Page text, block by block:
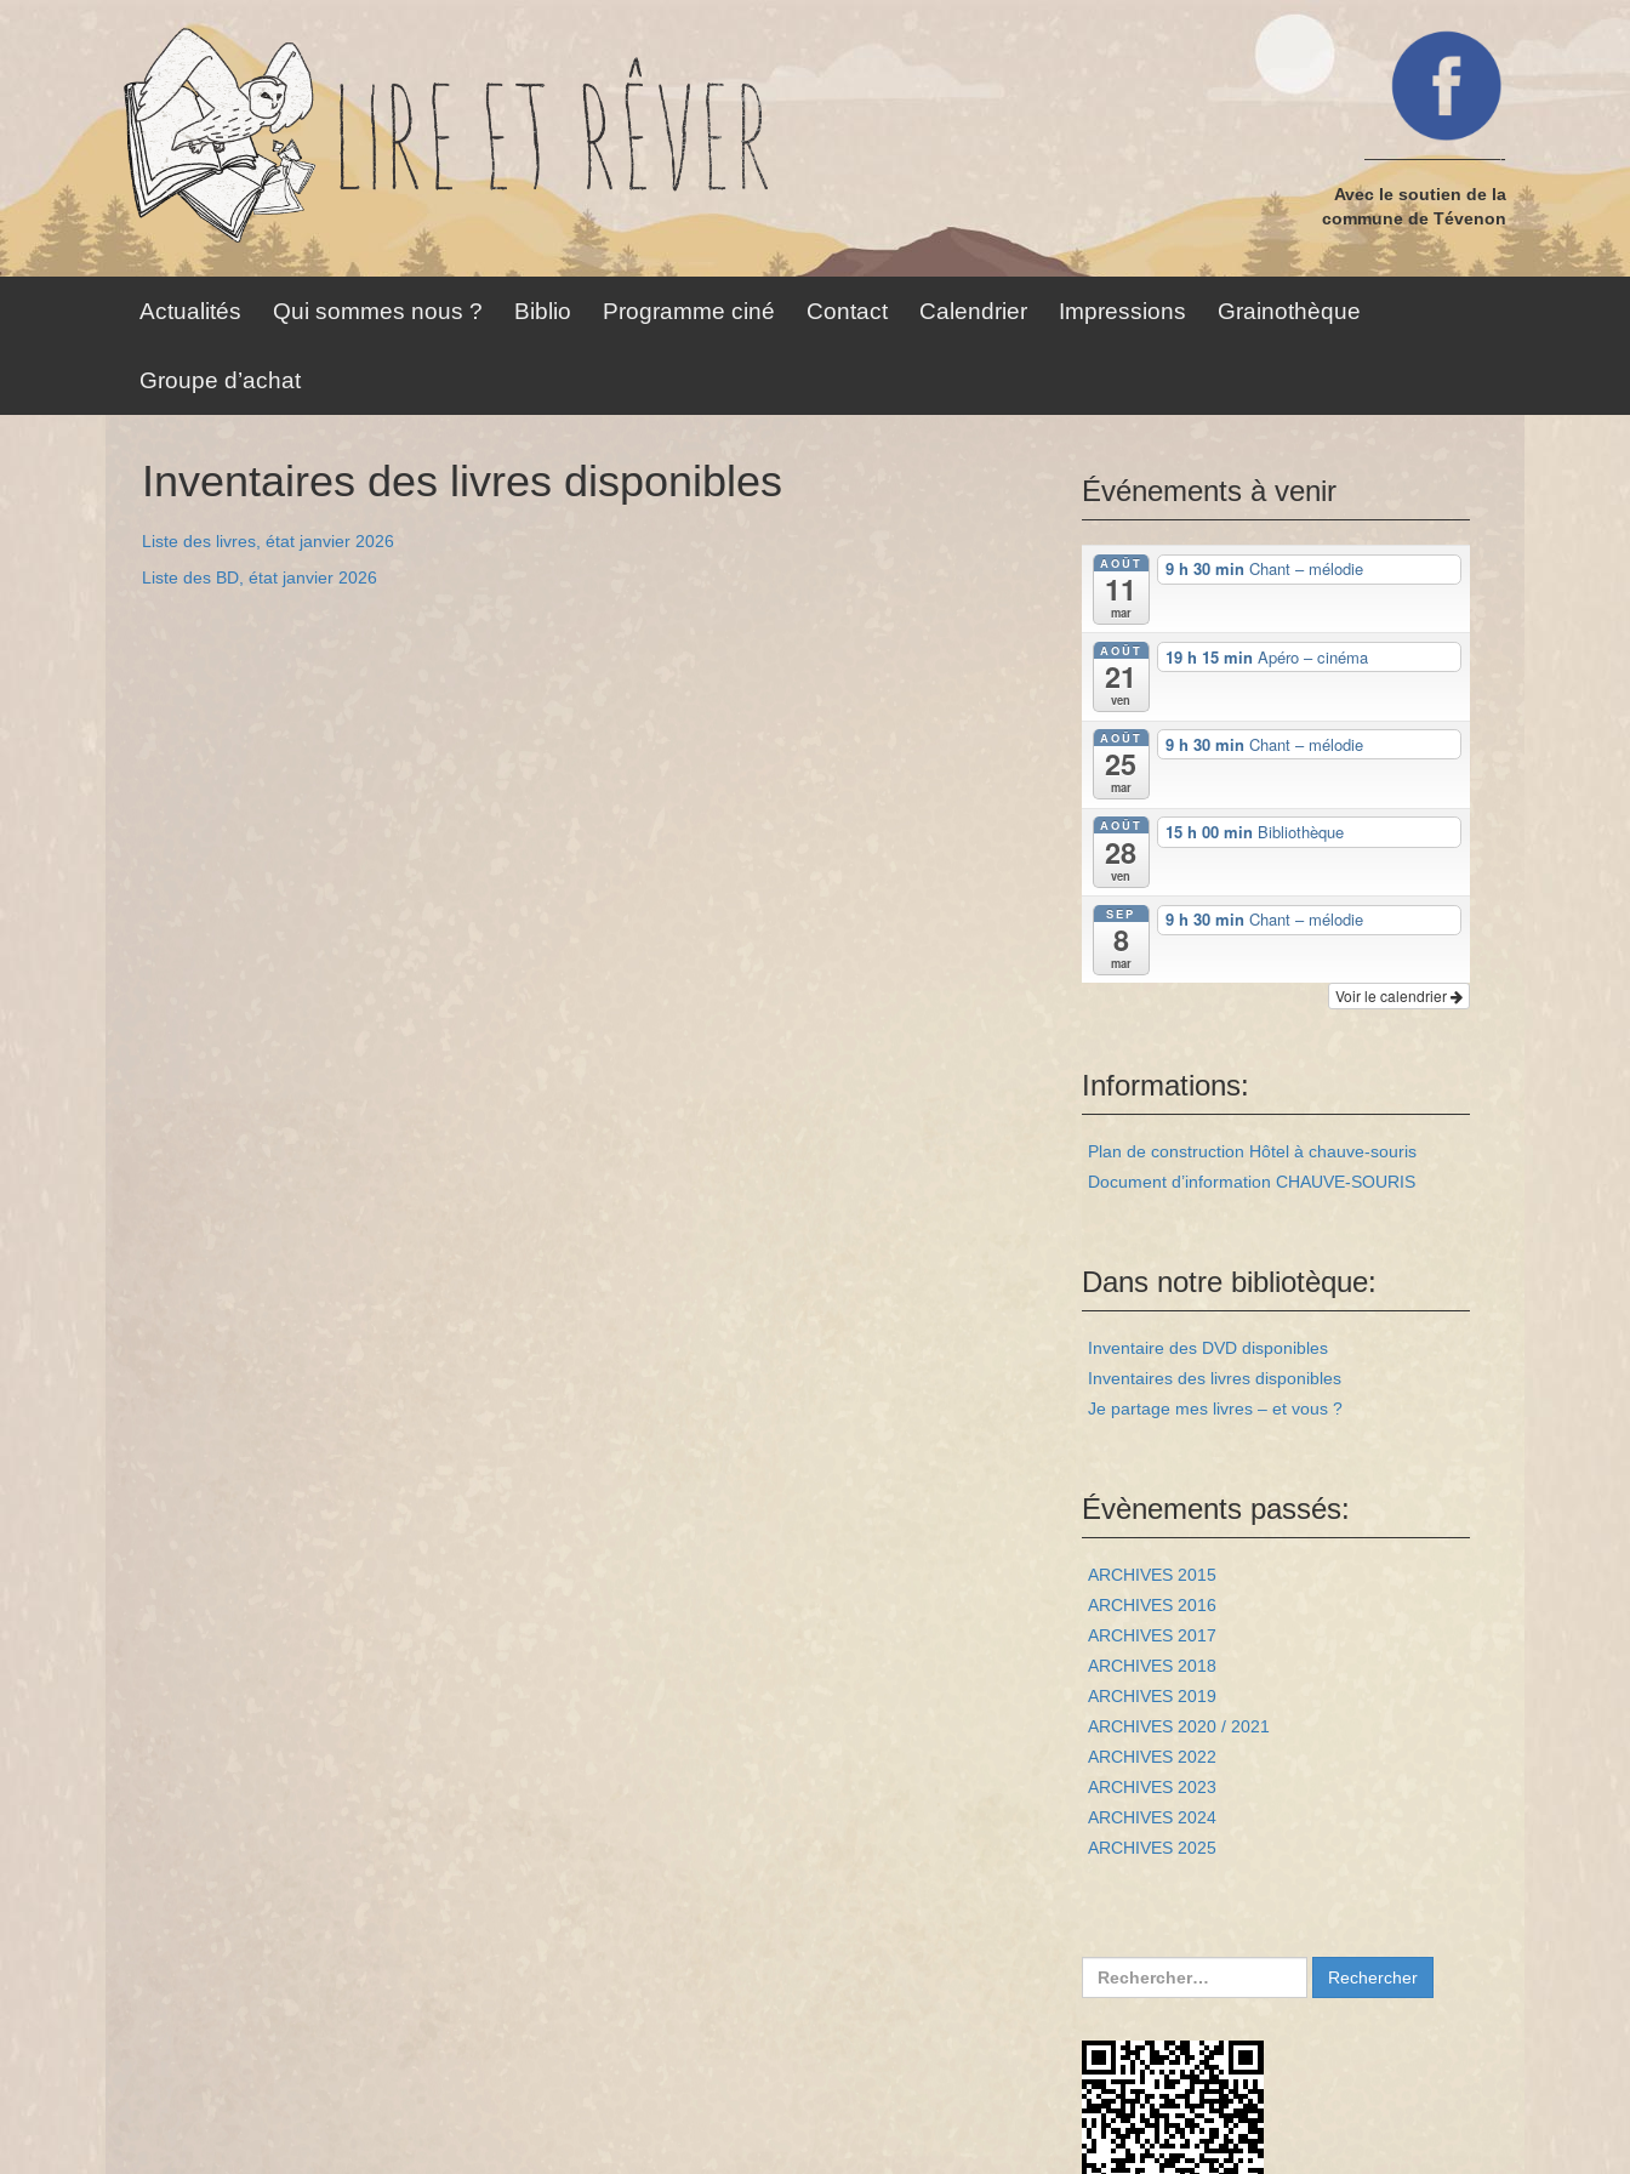
————————-
Avec le soutien de la
commune de Tévenon
Actualités Qui sommes nous ? Biblio Programme ciné Contact Calendrier Impressions Grainothèque
Groupe d’achat
Inventaires des livres disponibles
Liste des livres, état janvier 2026
Liste des BD, état janvier 2026
Événements à venir
AOÛT
11
mar
9 h 30 min Chant – mélodie
AOÛT
21
ven
19 h 15 min Apéro – cinéma
AOÛT
25
mar
9 h 30 min Chant – mélodie
AOÛT
28
ven
15 h 00 min Bibliothèque
SEP
8
mar
9 h 30 min Chant – mélodie
Voir le calendrier
Informations:
Plan de construction Hôtel à chauve-souris
Document d’information CHAUVE-SOURIS
Dans notre bibliotèque:
Inventaire des DVD disponibles
Inventaires des livres disponibles
Je partage mes livres – et vous ?
Évènements passés:
ARCHIVES 2015
ARCHIVES 2016
ARCHIVES 2017
ARCHIVES 2018
ARCHIVES 2019
ARCHIVES 2020 / 2021
ARCHIVES 2022
ARCHIVES 2023
ARCHIVES 2024
ARCHIVES 2025
Rechercher :